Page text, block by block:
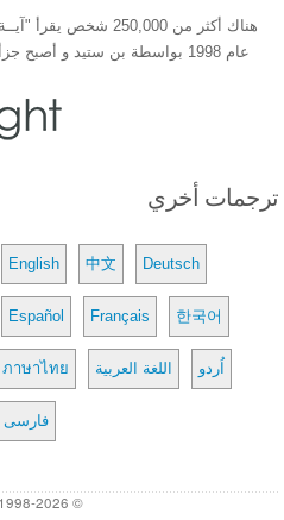
هناك أكثر من 250,000
عام 1998 بواسطة بن ستيد و أصبح جزأ من شبكة Heartlight فى عام 2000
ترجمات أخري
English 中文 Deutsch
Español Français 한국어
ภาษาไทย اللغة العربية اُردو
فارسی
© 1998-2026 Heartlight, Inc. Verseoftheday.com